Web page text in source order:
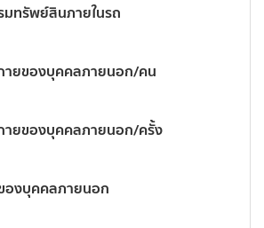
มทรัพย์สินภายในรถ
ายของบุคคลภายนอก/คน
ายของบุคคลภายนอก/ครั้ง
งบุคคลภายนอก